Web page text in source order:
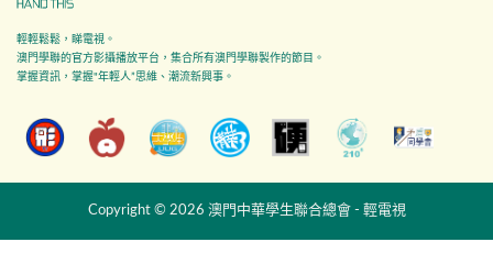
輕輕鬆鬆，睇電視。
澳門學聯的官方影攝播放平台，集合所有澳門學聯製作的節目。
掌握資訊，掌握"年輕人”思維、潮流新興事。
Copyright © 2026 澳門中華學生聯合總會 - 輕電視